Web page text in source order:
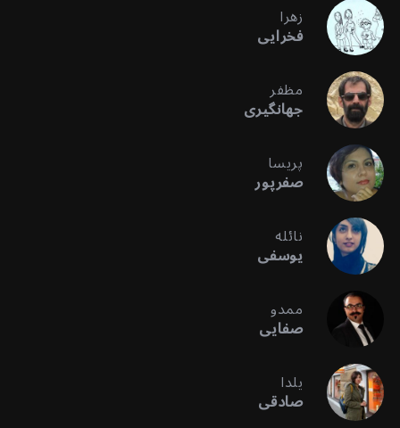
زهرا
فخرایی
مظفر
جهانگیری
پریسا
صفرپور
نائله
یوسفی
ممدو
صفایی
یلدا
صادقی